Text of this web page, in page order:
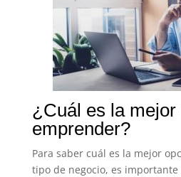
¿Cuál es la
emprender?
Para saber cuál es la mejor
tipo de negocio, es importante